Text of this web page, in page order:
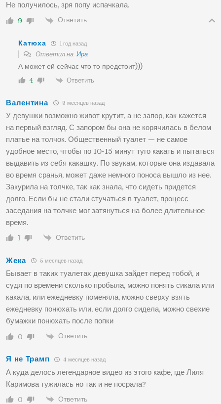
Не получилось, зря попу испачкала.
9 Ответить
Катюха 1 год назад
Ответил наИра
А может ей сейчас что то предстоит)))
4 Ответить
Валентина 9 месяцев назад
У девушки возможно живот крутит, а не запор, как кажется
на первый взгляд. С запором бы она не корячилась в белом
платье на толчок. Общественный туалет — не самое
удобное место, чтобы по 10-15 минут туго какать и пытаться
выдавить из себя какашку. По звукам, которые она издавала
во время сранья, может даже немного поноса вышло из нее.
Закурила на толчке, так как знала, что сидеть придется
долго. Если бы не стали стучаться в туалет, процесс
заседания на толчке мог затянуться на более длительное
время.
1 Ответить
Жека 5 месяцев назад
Бывает в таких туалетах девушка зайдет перед тобой, и
судя по времени сколько пробыла, можно понять сикала или
какала, или ежедневку поменяла, можно сверху взять
ежедневку понюхать или, если долго сидела, можно свехие
бумажки понюхать после попки
0 Ответить
Я не Трамп 4 месяцев назад
А куда делось легендарное видео из этого кафе, где Лиля
Каримова тужилась но так и не посрала?
0 Ответить